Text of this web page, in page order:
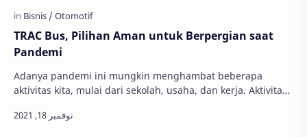
TRAC Bus, Pilihan Aman untuk Berpergian saat
Pandemi
Adanya pandemi ini mungkin menghambat beberapa
aktivitas kita, mulai dari sekolah, usaha, dan kerja. Aktivitas